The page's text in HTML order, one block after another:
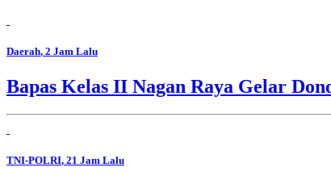
Daerah, 2 Jam Lalu
Bapas Kelas II Nagan Raya Gelar
TNI-POLRI, 21 Jam Lalu